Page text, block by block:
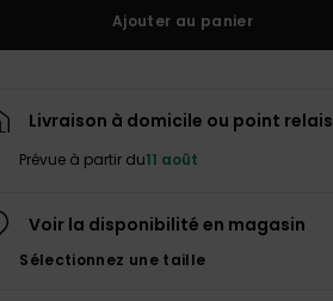
Ajouter au panier
Livraison à domicile ou point relais
Prévue à partir du11 août
Voir la disponibilité en magasin
Sélectionnez une taille